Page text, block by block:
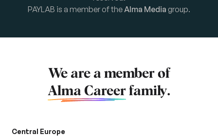
PAYLAB is a member of the Alma Media group.
We are a member of
Alma Career family.
Central Europe